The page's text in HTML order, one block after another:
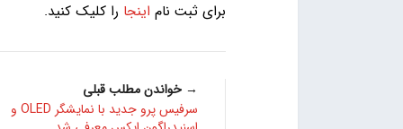
برای ثبت نام اینجا را کلیک کنید.
→ خواندن مطلب قبلی
سرفیس پرو جدید با نمایشگر OLED و